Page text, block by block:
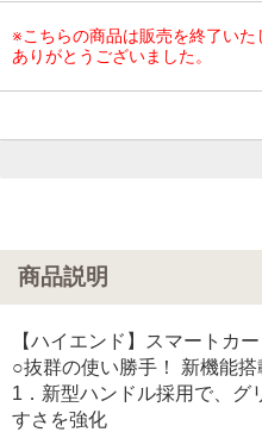
※こちらの商品は販売を終了いた
ありがとうございました。
商品説明
【ハイエンド】スマートカ
○抜群の使い勝手！ 新機能搭
1．新型ハンドル採用で、グ
すさを強化